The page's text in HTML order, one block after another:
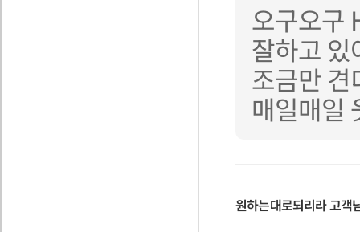
오구오구
잘하고
조금만
매일매일
원하는대로되리라고객